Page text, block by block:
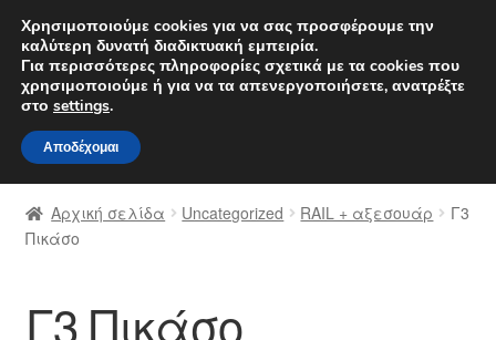
ΑΠΟΣΤΟΛΗ από 7 EUR
Δευτέρα-Παρ. 9 π.μ. - 4 μ.μ.
Απευθείας
μετάβαση
στην
πλοήγηση
Μετάβαση
σε
περιεχόμενο
Αρχική
Διαδικασία Παραπόνων
Αρχική σελίδα Uncategorized RAIL + αξεσουάρ
Γ3
Πικάσο
Γ3 Πικάσο
Χρησιμοποιούμε cookies για να σας προσφέρουμε την
καλύτερη δυνατή διαδικτυακή εμπειρία.
Για περισσότερες πληροφορίες σχετικά με τα cookies που
χρησιμοποιούμε ή για να τα απενεργοποιήσετε, ανατρέξτε
στο settings.
Αποδέχομαι